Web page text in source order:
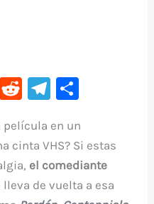
T
R
d
di
t
Te
gr
a
m
m
p
ar
película en un
cinta VHS? Si estas
el comediante
lleva de vuelta a esa